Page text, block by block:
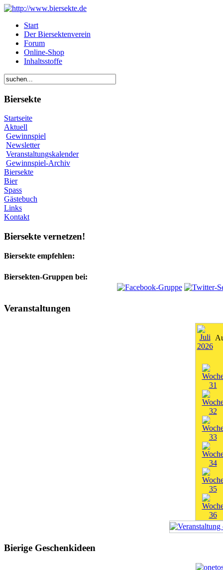
Start
Der Biersektenverein
Forum
Online-Shop
Inhaltsstoffe
Biersekte
Startseite
Aktuell
Gewinnspiel
Newsletter
Veranstaltungskalender
Gewinnspiel-Archiv
Biersekte
Bier
Spass
Gästebuch
Links
Kontakt
Biersekte vernetzen!
Biersekte empfehlen:
Biersekten-Gruppen bei:
Veranstaltungen
Bierige Geschenkideen